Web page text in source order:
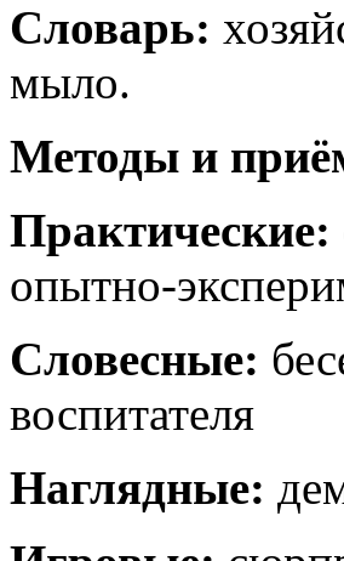
Словарь:
мыло.
Методы и
Практические:
опытно-
Словесные:
воспитателя
Наглядные: